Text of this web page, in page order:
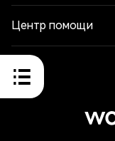
Центр помощи